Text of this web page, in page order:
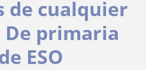
de cualquier
primaria
ESO